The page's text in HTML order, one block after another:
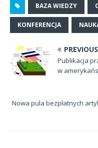
BAZA WIEDZY
KONFERENCJA
PREVIOUS
Publikacja
w
Nowa pula bezpłatnych